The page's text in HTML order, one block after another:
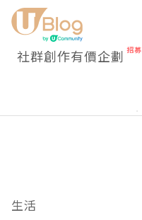
社群創作有價企劃
生活